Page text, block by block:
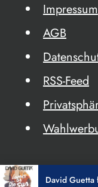
Impressum
AGB
RSS-Feed
David Guetta